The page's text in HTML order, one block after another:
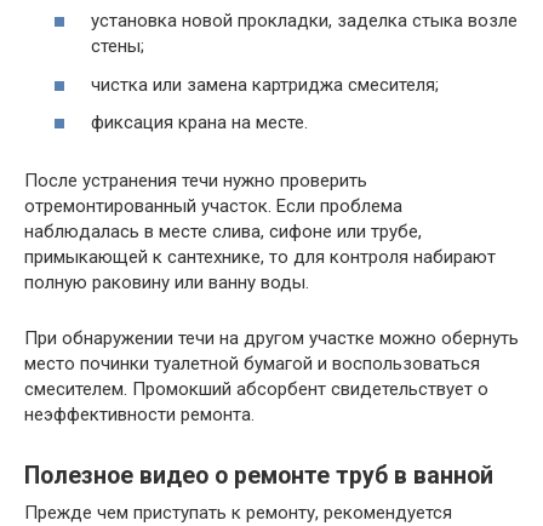
установка новой прокладки, заделка стыка возле
стены;
чистка или замена картриджа смесителя;
фиксация крана на месте.
После устранения течи нужно проверить
отремонтированный участок. Если проблема
наблюдалась в месте слива, сифоне или трубе,
примыкающей к сантехнике, то для контроля набирают
полную раковину или ванну воды.
При обнаружении течи на другом участке можно обернуть
место починки туалетной бумагой и воспользоваться
смесителем. Промокший абсорбент свидетельствует о
неэффективности ремонта.
Полезное видео о ремонте труб в ванной
Прежде чем приступать к ремонту, рекомендуется